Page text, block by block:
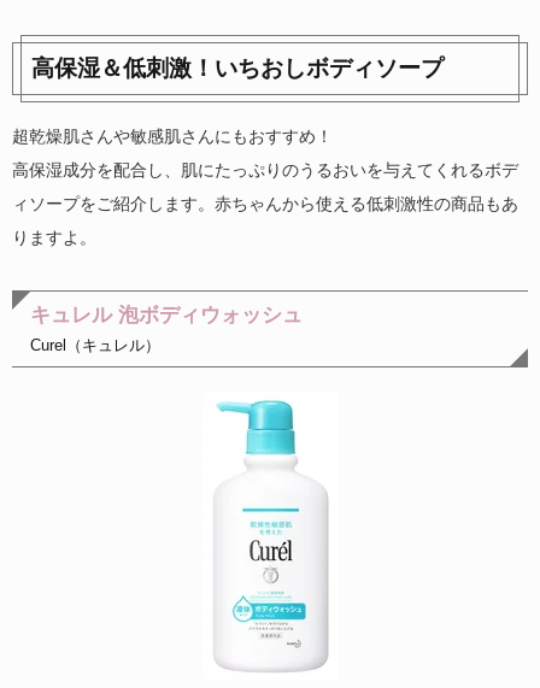
高保湿＆低刺激！いちおしボディソープ
超乾燥肌さんや敏感肌さんにもおすすめ！
高保湿成分を配合し、肌にたっぷりのうるおいを与えてくれるボデ
ィソープをご紹介します。赤ちゃんから使える低刺激性の商品もあ
りますよ。
キュレル 泡ボディウォッシュ
Curel（キュレル）